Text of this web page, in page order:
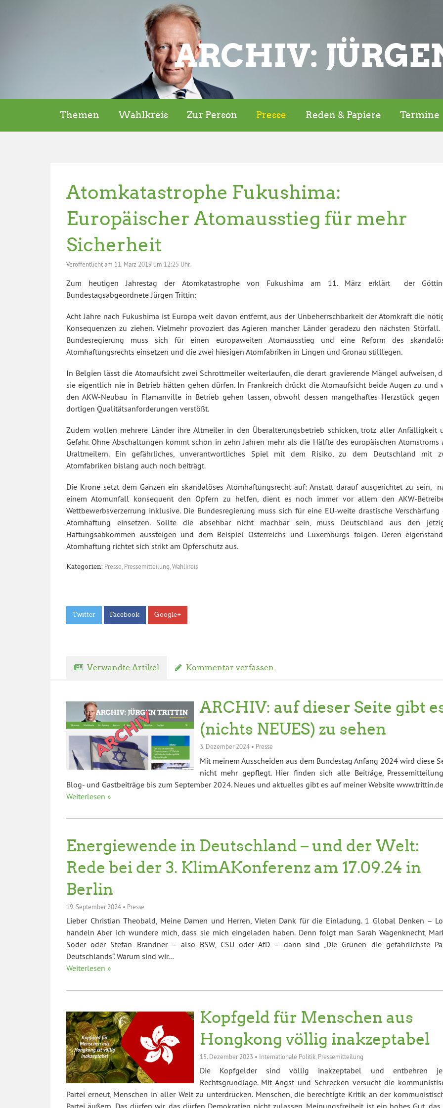
ARCHIV:
Themen Wahlkreis Zur Person Presse Reden & Papiere Termine
Atomkatastrophe Fukushima:
Europäischer Atomausstieg für mehr
Sicherheit
Veröffentlicht am 11. März 2019 um 12:25 Uhr.
Zum heutigen Jahrestag der Atomkatastrophe von Fukushima am 11. März erklärt der
Bundestagsabgeordnete Jürgen Trittin:
Acht Jahre nach Fukushima ist Europa weit davon entfernt, aus der Unbeherrschbarkeit der Atomkraft die
Konsequenzen zu ziehen. Vielmehr provoziert das Agieren mancher Länder geradezu den nächsten Störfall.
Bundesregierung muss sich für einen europaweiten Atomausstieg und eine Reform des
Atomhaftungsrechts einsetzen und die zwei hiesigen Atomfabriken in Lingen und Gronau stilllegen.
In Belgien lässt die Atomaufsicht zwei Schrottmeiler weiterlaufen, die derart gravierende Mängel aufweisen,
sie eigentlich nie in Betrieb hätten gehen dürfen. In Frankreich drückt die Atomaufsicht beide Augen zu und
den AKW-Neubau in Flamanville in Betrieb gehen lassen, obwohl dessen mangelhaftes Herzstück gegen
dortigen Qualitätsanforderungen verstößt.
Zudem wollen mehrere Länder ihre Altmeiler in den Überalterungsbetrieb schicken, trotz aller Anfälligkeit
Gefahr. Ohne Abschaltungen kommt schon in zehn Jahren mehr als die Hälfte des europäischen Atomstroms
Uraltmeilern. Ein gefährliches, unverantwortliches Spiel mit dem Risiko, zu dem Deutschland mit
Atomfabriken bislang auch noch beiträgt.
Die Krone setzt dem Ganzen ein skandalöses Atomhaftungsrecht auf: Anstatt darauf ausgerichtet zu sein,
einem Atomunfall konsequent den Opfern zu helfen, dient es noch immer vor allem den AKW-
Wettbewerbsverzerrung inklusive. Die Bundesregierung muss sich für eine EU-weite drastische Verschärfung
Atomhaftung einsetzen. Sollte die absehbar nicht machbar sein, muss Deutschland aus den
Haftungsabkommen aussteigen und dem Beispiel Österreichs und Luxemburgs folgen. Deren
Atomhaftung richtet sich strikt am Opferschutz aus.
Kategorien: Presse Pressemitteilung Wahlkreis
Twitter Facebook Google+
Verwandte Artikel Kommentar verfassen
ARCHIV: auf dieser Seite gibt
(nichts NEUES) zu sehen
3. Dezember 2024• Presse
Mit meinem Ausscheiden aus dem Bundestag Anfang 2024 wird diese
nicht mehr gepflegt. Hier finden sich alle Beiträge,
Blog- und Gastbeiträge bis zum September 2024. Neues und aktuelles gibt es auf meiner Website www.trittin.de
Weiterlesen »
Energiewende in Deutschland – und der Welt:
Rede bei der 3. KlimAKonferenz am 17.09.24 in
Berlin
19. September 2024 • Presse
Lieber Christian Theobald, Meine Damen und Herren, Vielen Dank für die Einladung. 1 Global Denken –
handeln Aber ich wundere mich, dass sie mich eingeladen haben. Denn folgt man Sarah Wagenknecht,
Söder oder Stefan Brandner – also BSW, CSU oder AfD – dann sind „Die Grünen die gefährlichste
Deutschlands“. Warum sind wir…
Weiterlesen »
Kopfgeld für Menschen aus
Hongkong völlig inakzeptabel
15. Dezember 2023 • Internationale Politik, Pressemitteilung
Die Kopfgelder sind völlig inakzeptabel und entbehren
Rechtsgrundlage. Mit Angst und Schrecken versucht die
Partei erneut, Menschen in aller Welt zu unterdrücken. Menschen, die berechtigte Kritik an der